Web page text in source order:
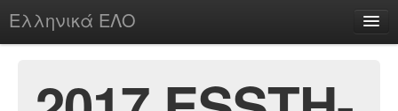
Ελληνικά ΕΛΟ